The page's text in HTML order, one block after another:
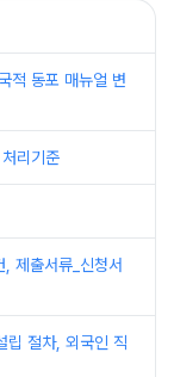
적 동포 매뉴얼 변
리기준
제출서류_신청서
립 절차, 외국인 직